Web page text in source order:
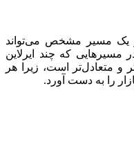
یک مسیر مشخص می‌تواند
که چند ایرلاین
و متعادل‌تر است، زیرا هر
را به دست آورد.